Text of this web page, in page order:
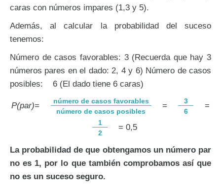
caras con números impares (1,3 y 5).
Además, al calcular la probabilidad del suceso
tenemos:
Número de casos favorables: 3 (Recuerda que hay 3
números pares en el dado: 2, 4 y 6) Número de casos
posibles: 6 (El dado tiene 6 caras)
P(par)=
número de casos favorables
número de casos posibles
=
3
6
=
1
2
= 0,5
La probabilidad de que obtengamos un número par
no es 1, por lo que también comprobamos así que
no es un suceso seguro.